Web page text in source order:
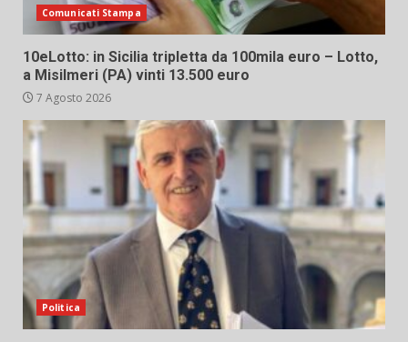
Comunicati Stampa
10eLotto: in Sicilia tripletta da 100mila euro – Lotto,
a Misilmeri (PA) vinti 13.500 euro
7 Agosto 2026
Politica